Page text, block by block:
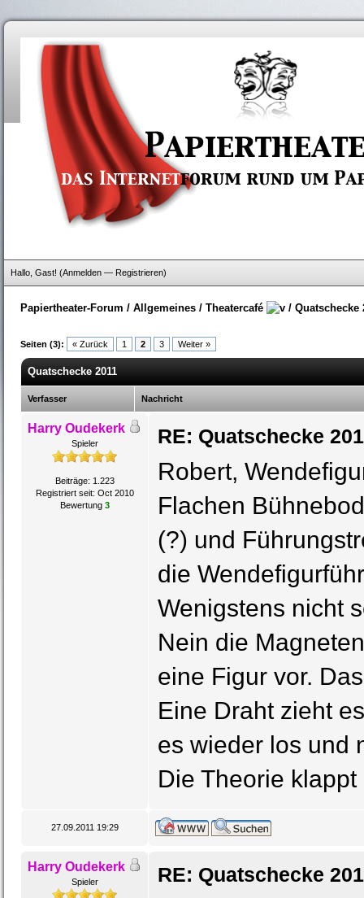
Hallo, Gast! (Anmelden — Registrieren)
Papiertheater-Forum / Allgemeines / Theatercafé / Quatschecke
Seiten (3): « Zurück 1 2 3 Weiter »
Quatschecke 2011
Verfasser Nachricht
Harry Oudekerk
Spieler
Beiträge: 1.223
Registriert seit: Oct 2010
Bewertung 3
RE: Quatschecke
Robert,
Flachen
(?) und
die
Wenigstens nicht
Nein die
eine Figur vor.
Eine Draht zieht
es wieder los und
Die Theorie
27.09.2011 19:29
Harry Oudekerk
Spieler RE: Quatschecke